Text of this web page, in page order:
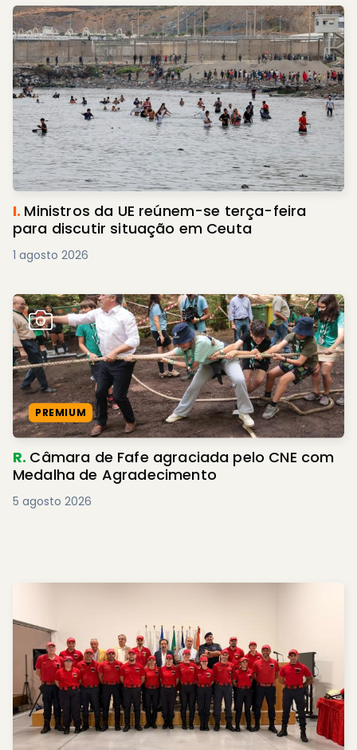
I. Ministros da UE reúnem-se terça-feira
para discutir situação em Ceuta
1 agosto 2026
PREMIUM
R. Câmara de Fafe agraciada pelo CNE com
Medalha de Agradecimento
5 agosto 2026